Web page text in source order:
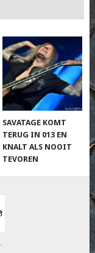
SAVATAGE KOMT
TERUG IN 013 EN
KNALT ALS NOOIT
TEVOREN
.